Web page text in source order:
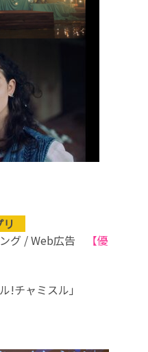
リ
グ / Web広告
【優
!チャミスル」